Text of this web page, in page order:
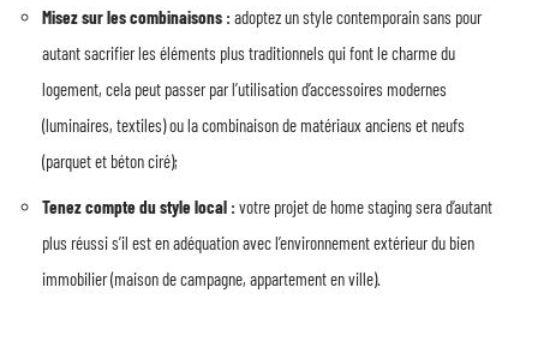
Misez sur les combinaisons :adoptez un style contemporain sans pour
autant sacrifier les éléments plus traditionnels qui font le charme du
logement, cela peut passer par l’utilisation d’accessoires modernes
(luminaires, textiles) ou la combinaison de matériaux anciens et neufs
(parquet et béton ciré);
Tenez compte du style local :votre projet de home staging sera d’autant
plus réussi s’il est en adéquation avec l’environnement extérieur du bien
immobilier (maison de campagne, appartement en ville).